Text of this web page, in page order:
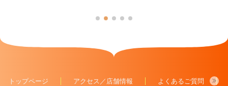
トップページ アクセス／店舗情報 よくあるご質問